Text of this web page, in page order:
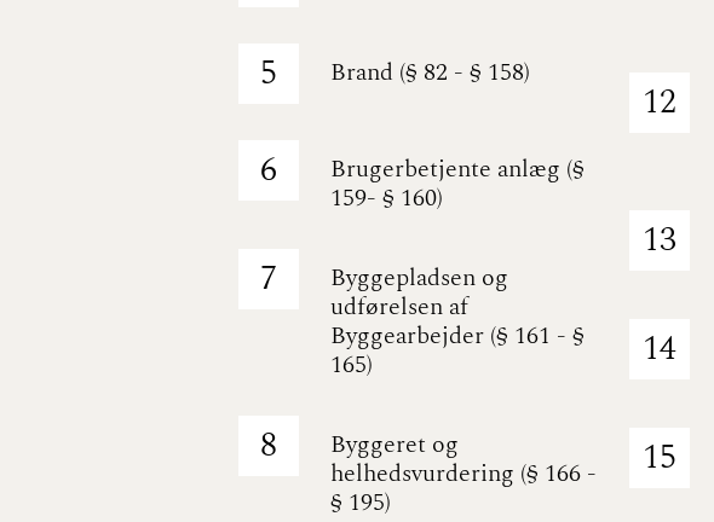
5 Brand (§ 82 - § 158)
6
Brugerbetjente anlæg (§
159- § 160)
7
Byggepladsen og
udførelsen af
Byggearbejder (§ 161 - §
165)
8
Byggeret og
helhedsvurdering (§ 166 -
§ 195)
12
13
14
15